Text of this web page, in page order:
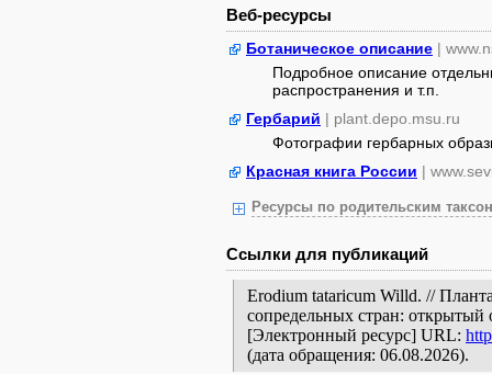
Веб-ресурсы
Ботаническое описание |
Подробное описание
распространения и т.п.
Гербарий | plant.depo.msu.ru
Фотографии гербарных
Красная книга России |
Ресурсы по родительским
Ссылки для публикаций
Erodium tataricum Willd. //
сопредельных стран: открытый
[Электронный ресурс] URL:
(дата обращения: 06.08.2026).